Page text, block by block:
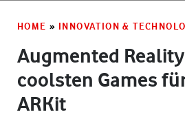
HOME » INNOVATION &
Augmented
coolsten Games
ARKit